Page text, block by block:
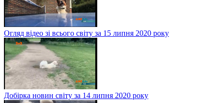
Огляд відео зі всього світу за 15 липня 2020 року
Добірка новин світу за 14 липня 2020 року